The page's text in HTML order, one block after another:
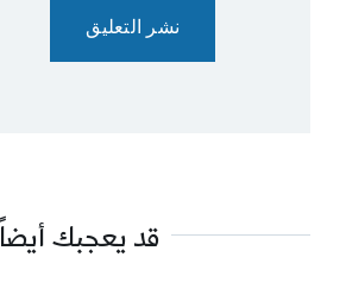
قد يعجبك أيضاً